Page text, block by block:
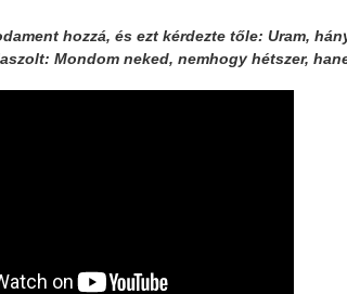
hozzá, és ezt kérdezte tőle: Uram,
Mondom neked, nemhogy hétszer,